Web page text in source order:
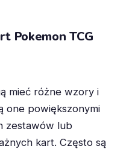
Pokemon TCG
mieć różne wzory i
one powiększonymi
zestawów lub
kart. Często są